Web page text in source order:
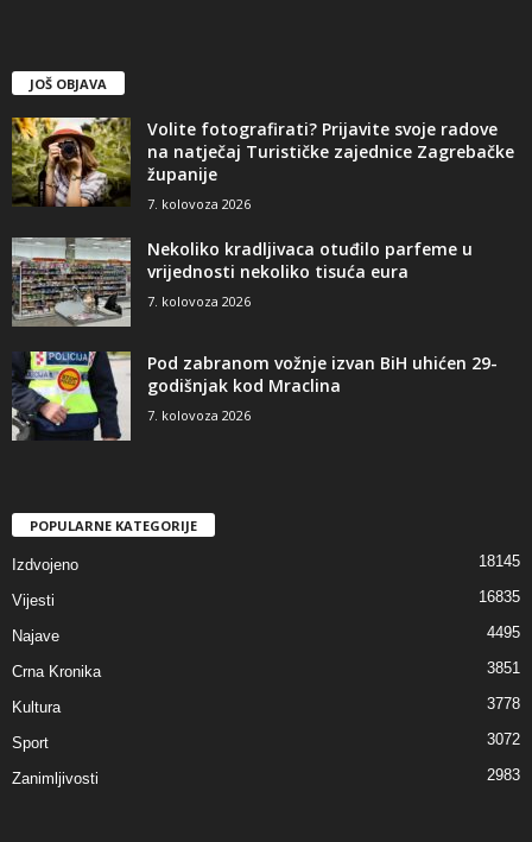
JOŠ OBJAVA
Volite fotografirati? Prijavite svoje radove
na natječaj Turističke zajednice Zagrebačke
županije
7. kolovoza 2026
Nekoliko kradljivaca otuđilo parfeme u
vrijednosti nekoliko tisuća eura
7. kolovoza 2026
Pod zabranom vožnje izvan BiH uhićen 29-
godišnjak kod Mraclina
7. kolovoza 2026
POPULARNE KATEGORIJE
Izdvojeno 18145
Vijesti 16835
Najave 4495
Crna Kronika 3851
Kultura 3778
Sport 3072
Zanimljivosti 2983